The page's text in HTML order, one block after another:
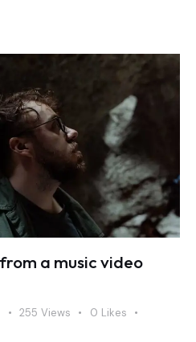
a music video
255 Views 0 Likes